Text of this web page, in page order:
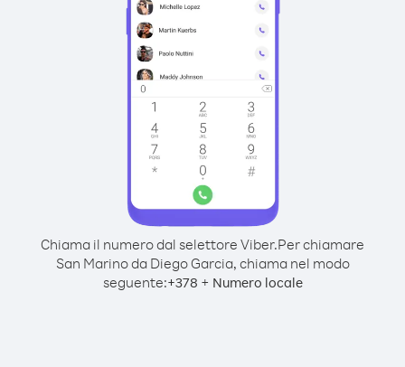
Chiama il numero dal selettore Viber.Per chiamare
San Marino da Diego Garcia, chiama nel modo
seguente:+378 + Numero locale